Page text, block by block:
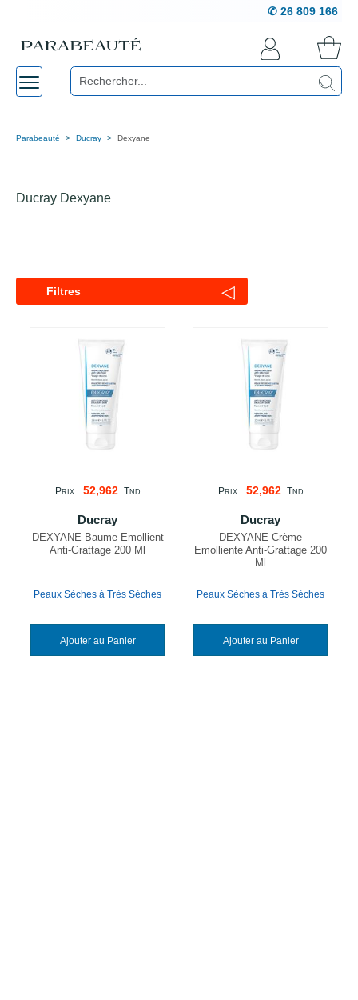
✆ 26 809 166
Parabeauté Ducray Dexyane
Ducray Dexyane
Filtres ◁
PRIX 52,962 TND
Ducray
DEXYANE Baume Emollient
Anti-Grattage 200 Ml
Peaux Sèches à Très Sèches
Ajouter au Panier
PRIX 52,962 TND
Ducray
DEXYANE Crème
Emolliente Anti-Grattage 200
Ml
Peaux Sèches à Très Sèches
Ajouter au Panier